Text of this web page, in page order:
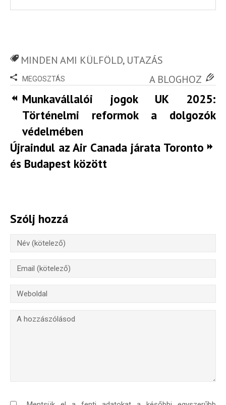
MINDEN AMI KÜLFÖLD, UTAZÁS
MEGOSZTÁS A BLOGHOZ
Munkavállalói jogok UK 2025:
Történelmi reformok a dolgozók
védelmében
Újraindul az Air Canada járata Toronto
és Budapest között
Szólj hozzá